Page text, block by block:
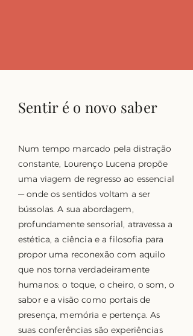
Sentir é o novo saber
Num tempo marcado pela distração
constante, Lourenço Lucena propõe
uma viagem de regresso ao essencial
— onde os sentidos voltam a ser
bússolas. A sua abordagem,
profundamente sensorial, atravessa a
estética, a ciência e a filosofia para
propor uma reconexão com aquilo
que nos torna verdadeiramente
humanos: o toque, o cheiro, o som, o
sabor e a visão como portais de
presença, memória e pertença. As
suas conferências são experiências